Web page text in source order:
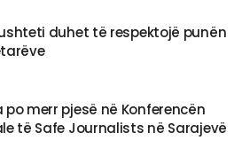
duhet të respektojë punën
po merr pjesë në Konferencën
të Safe Journalists në Sarajevë